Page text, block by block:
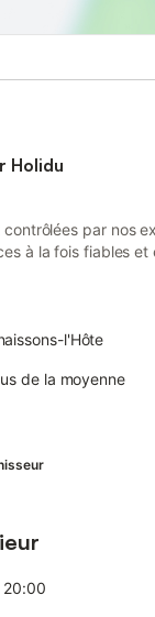
Holidu
contrôlées par nos
à la fois fiables et
l'Hôte
de la moyenne
20:00